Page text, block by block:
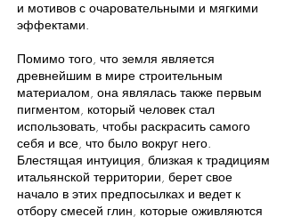
и мотивов с очаровательными и мягкими
эффектами.
Помимо того, что земля является
древнейшим в мире строительным
материалом, она являлась также первым
пигментом, который человек стал
использовать, чтобы раскрасить самого
себя и все, что было вокруг него.
Блестящая интуиция, близкая к традициям
итальянской территории, берет свое
начало в этих предпосылках и ведет к
отбору смесей глин, которые оживляются